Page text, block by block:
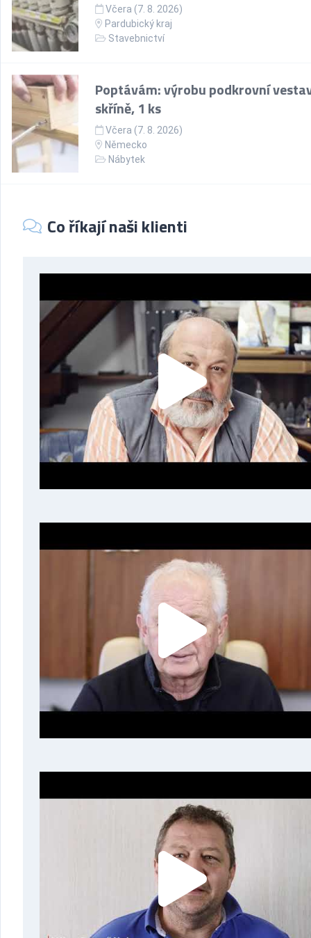
Včera (7. 8. 2026)
Pardubický kraj
Stavebnictví
Poptávám: výrobu podkrovní
skříně, 1 ks
Včera (7. 8. 2026)
Německo
Nábytek
Co říkají naši klienti